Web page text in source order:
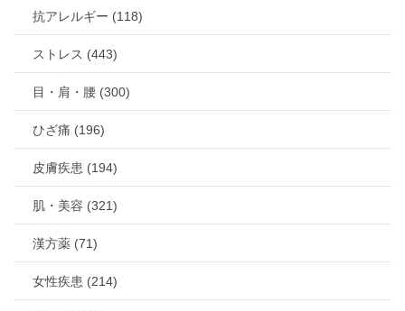
抗アレルギー (118)
ストレス (443)
目・肩・腰 (300)
ひざ痛 (196)
皮膚疾患 (194)
肌・美容 (321)
漢方薬 (71)
女性疾患 (214)